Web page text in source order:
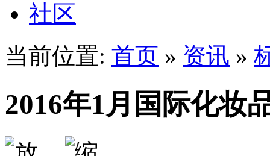
社区
当前位置: 首页 » 资讯 »
2016年1月国际化妆